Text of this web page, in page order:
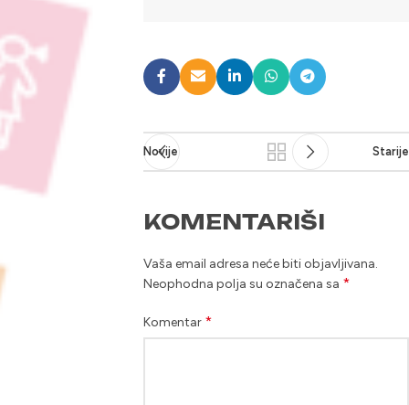
Novije Starije
KOMENTARIŠI
Vaša email adresa neće biti objavljivana.
Neophodna polja su označena sa *
Komentar *